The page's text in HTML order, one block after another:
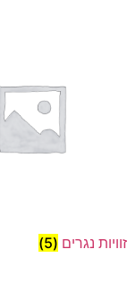
זוויות נגרים (5)